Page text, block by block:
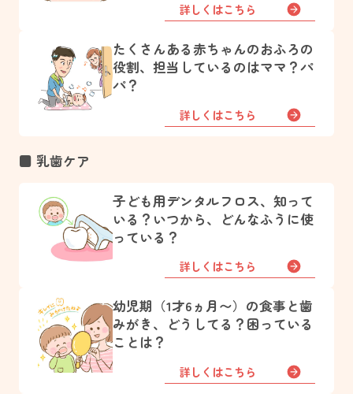
詳しくはこちら
たくさんある赤ちゃんのおふろの
役割、担当しているのはママ？パ
パ？
詳しくはこちら
■ 乳歯ケア
子ども用デンタルフロス、知って
いる？いつから、どんなふうに使
っている？
詳しくはこちら
幼児期（1才6ヵ月〜）の食事と歯
みがき、どうしてる？困っている
ことは？
詳しくはこちら